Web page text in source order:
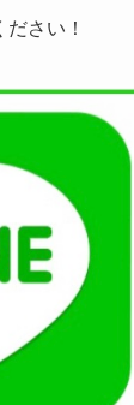
さい！